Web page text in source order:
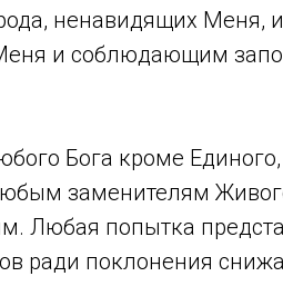
ненавидящих Меня,
и соблюдающим
Бога кроме Единого,
заменителям
Любая попытка
ради поклонения